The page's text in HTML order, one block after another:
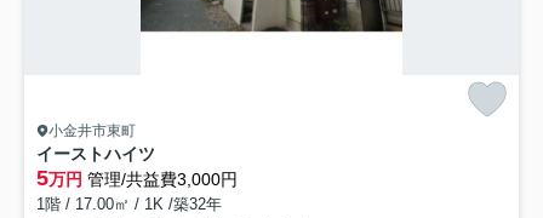
小金井市東町
イーストハイツ
5万円 管理/共益費3,000円
1階 / 17.00㎡ / 1K /築32年